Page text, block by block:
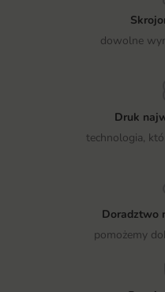
dowolne
Druk
technologia,
Doradztwo
pomożemy